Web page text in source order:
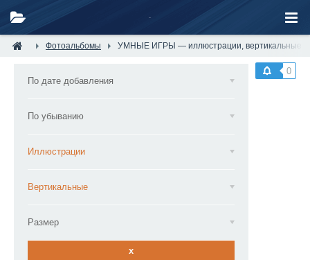
Фотоальбомы УМНЫЕ ИГРЫ — иллюстрации, вертикальные
0
По дате добавления
По убыванию
Иллюстрации
Вертикальные
Размер
x